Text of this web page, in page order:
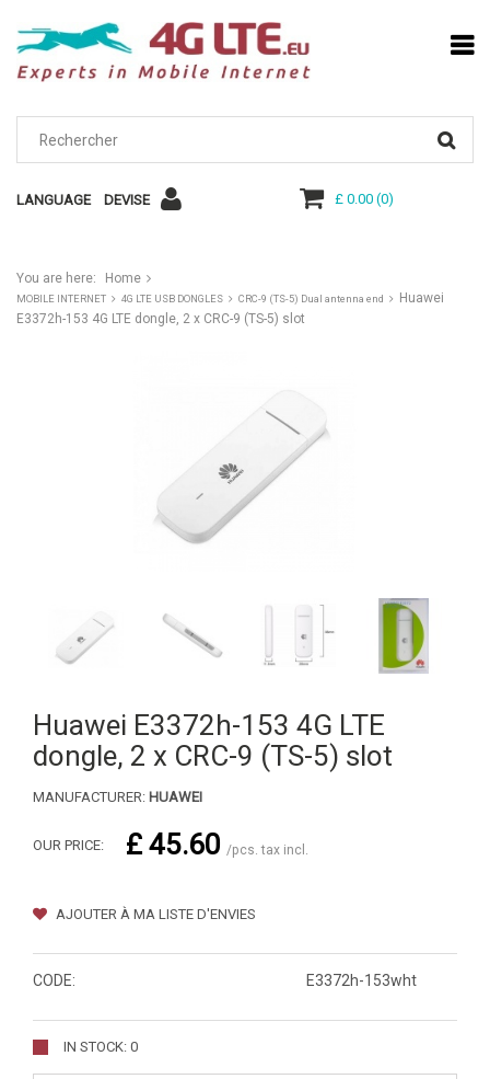
LANGUAGE DEVISE £ 0.00(0)
You are here: Home
MOBILE INTERNET 4G LTE USB DONGLES CRC-9 (TS-5) Dual antenna end
Huawei
E3372h-153 4G LTE dongle, 2 x CRC-9 (TS-5) slot
Huawei E3372h-153 4G LTE
dongle, 2 x CRC-9 (TS-5) slot
MANUFACTURER: HUAWEI
OUR PRICE: £ 45.60 /pcs. tax incl.
AJOUTER À MA LISTE D'ENVIES
CODE: E3372h-153wht
IN STOCK: 0